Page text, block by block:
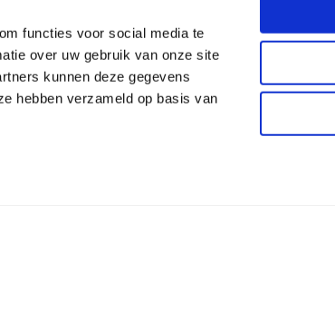
functies voor social media te
over uw gebruik van onze site
kunnen deze gegevens
hebben verzameld op basis van